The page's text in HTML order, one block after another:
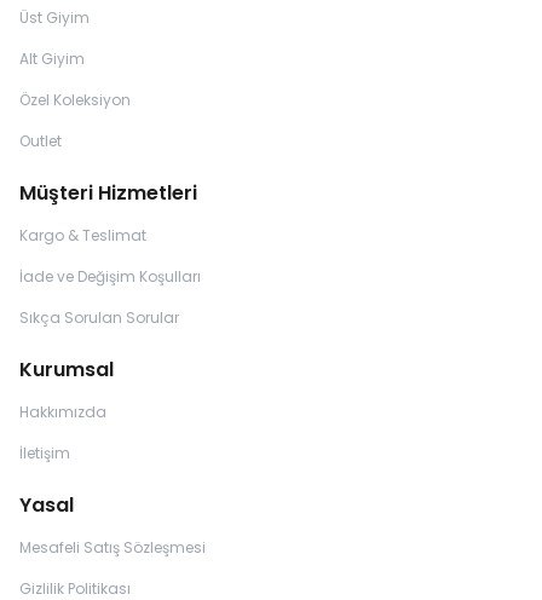
Üst Giyim
Alt Giyim
Özel Koleksiyon
Outlet
Müşteri Hizmetleri
Kargo & Teslimat
İade ve Değişim Koşulları
Sıkça Sorulan Sorular
Kurumsal
Hakkımızda
İletişim
Yasal
Mesafeli Satış Sözleşmesi
Gizlilik Politikası